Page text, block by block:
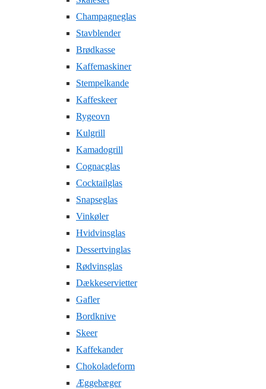
Champagneglas
Stavblender
Brødkasse
Kaffemaskiner
Stempelkande
Kaffeskeer
Rygeovn
Kulgrill
Kamadogrill
Cognacglas
Cocktailglas
Snapseglas
Vinkøler
Hvidvinsglas
Dessertvinglas
Rødvinsglas
Dækkeservietter
Gafler
Bordknive
Skeer
Kaffekander
Chokoladeform
Æggebæger